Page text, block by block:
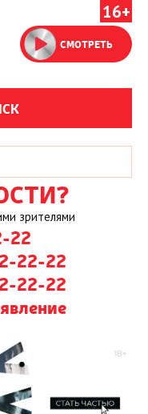
16+
СМОТРЕТЬ
зрителями
22
22-22
22-22